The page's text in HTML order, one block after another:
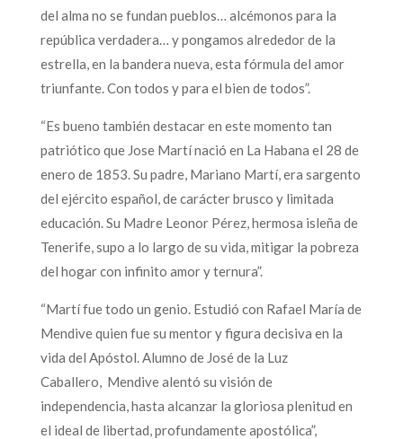
del alma no se fundan pueblos… alcémonos para la
república verdadera… y pongamos alrededor de la
estrella, en la bandera nueva, esta fórmula del amor
triunfante. Con todos y para el bien de todos”.
“Es bueno también destacar en este momento tan
patriótico que Jose Martí nació en La Habana el 28 de
enero de 1853. Su padre, Mariano Martí, era sargento
del ejército español, de carácter brusco y limitada
educación. Su Madre Leonor Pérez, hermosa isleña de
Tenerife, supo a lo largo de su vida, mitigar la pobreza
del hogar con infinito amor y ternura”.
“Martí fue todo un genio. Estudió con Rafael María de
Mendive quien fue su mentor y figura decisiva en la
vida del Apóstol. Alumno de José de la Luz
Caballero, Mendive alentó su visión de
independencia, hasta alcanzar la gloriosa plenitud en
el ideal de libertad, profundamente apostólica”,